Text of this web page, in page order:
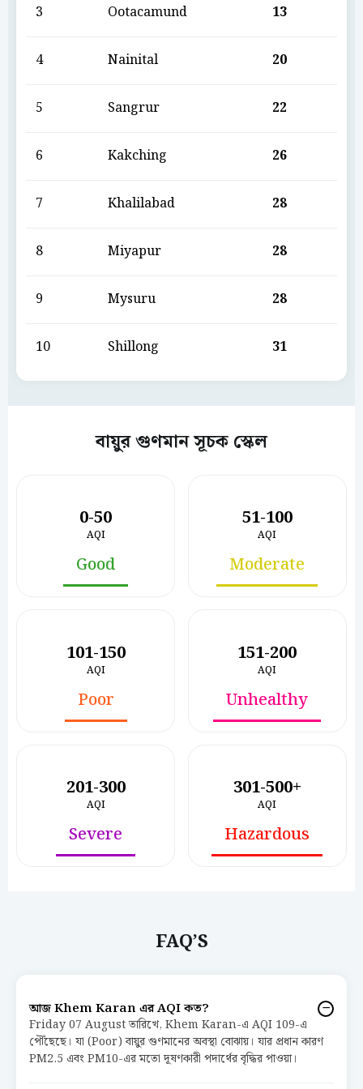
3 Ootacamund 13
4 Nainital 20
5 Sangrur 22
6 Kakching 26
7 Khalilabad 28
8 Miyapur 28
9 Mysuru 28
10 Shillong 31
বায়ুর গুণমান সূচক স্কেল
0-50
AQI
Good
51-100
AQI
Moderate
101-150
AQI
Poor
151-200
AQI
Unhealthy
201-300
AQI
Severe
301-500+
AQI
Hazardous
FAQ’S
আজ Khem Karan এর AQI কত?
Friday 07 August তারিখে, Khem Karan-এ AQI 109-এ
পৌঁছেছে। যা (Poor) বায়ুর গুণমানের অবস্থা বোঝায়। যার প্রধান কারণ
PM2.5 এবং PM10-এর মতো দূষণকারী পদার্থের বৃদ্ধির পাওয়া।